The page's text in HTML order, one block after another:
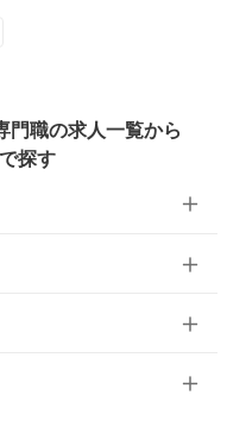
門職の求人一覧から
探す